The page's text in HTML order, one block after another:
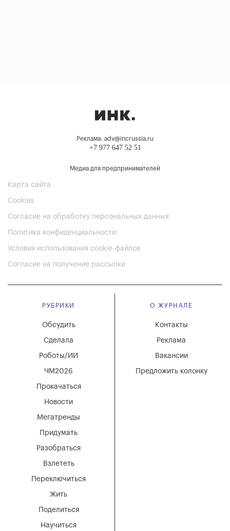
Реклама: adv@incrussia.ru
+7 977 647 52 51
Медиа для предпринимателей
Карта сайта
Cookies
Согласие на обработку персональных данных
Политика конфиденциальности
Условия использования cookie-файлов
Согласие на получение рассылки
РУБРИКИ
Мегатренды
Придумать
Разобраться
Взлететь
Новости
Переключиться
Жить
Поделиться
Научиться
Обсудить
Сделала
Роботы/ИИ
ЧМ2026
Прокачаться
О ЖУРНАЛЕ
Вакансии
Реклама
Контакты
Предложить колонку